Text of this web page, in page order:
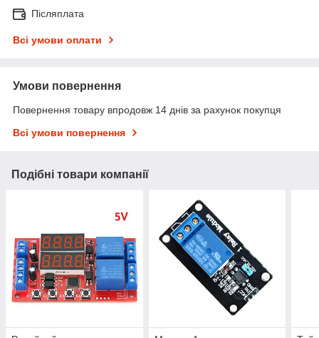
Післяплата
Всі умови оплати
Умови повернення
Повернення товару впродовж 14 днів за рахунок покупця
Всі умови повернення
Подібні товари компанії